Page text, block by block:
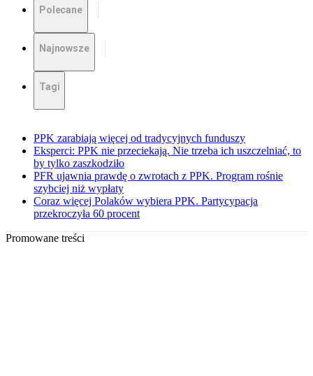
Polecane
Najnowsze
Tagi
PPK zarabiają więcej od tradycyjnych funduszy
Eksperci: PPK nie przeciekają. Nie trzeba ich uszczelniać, to
by tylko zaszkodziło
PFR ujawnia prawdę o zwrotach z PPK. Program rośnie
szybciej niż wypłaty
Coraz więcej Polaków wybiera PPK. Partycypacja
przekroczyła 60 procent
Promowane treści